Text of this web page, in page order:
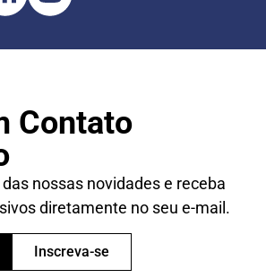
Contato
nossas novidades e receba
diretamente no seu e-mail.
Inscreva-se